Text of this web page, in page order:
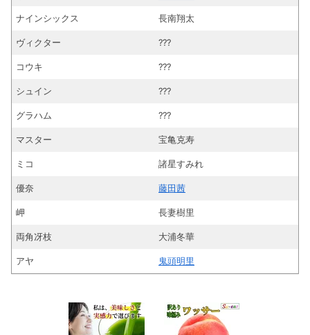
ナインシックス 長南翔太
ヴィクター ???
コウキ ???
シュイン ???
グラハム ???
マスター 宝亀克寿
ミコ 諸星すみれ
優奈 藤田茜
岬 長妻樹里
両角冴枝 大浦冬華
アヤ 鬼頭明里